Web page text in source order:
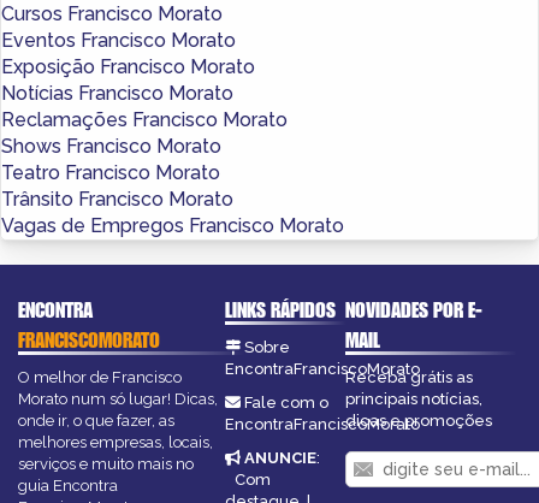
Cursos Francisco Morato
Eventos Francisco Morato
Exposição Francisco Morato
Notícias Francisco Morato
Reclamações Francisco Morato
Shows Francisco Morato
Teatro Francisco Morato
Trânsito Francisco Morato
Vagas de Empregos Francisco Morato
ENCONTRA
FRANCISCOMORATO
O melhor de Francisco
Morato num só lugar! Dicas,
onde ir, o que fazer, as
melhores empresas, locais,
serviços e muito mais no
guia Encontra
LINKS RÁPIDOS
Sobre
EncontraFranciscoMorato
Fale com o
EncontraFranciscoMorato
ANUNCIE:
Com
NOVIDADES POR E-
MAIL
Receba grátis as
principais notícias,
dicas e promoções